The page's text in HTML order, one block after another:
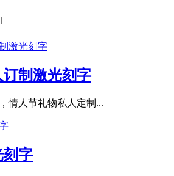
制激光刻字
情人节礼物私人定制...
刻字